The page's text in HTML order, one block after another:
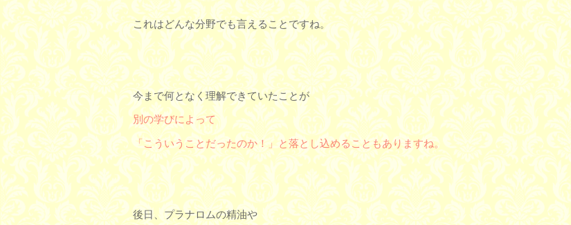
これはどんな分野でも言えることですね。
今まで何となく理解できていたことが
別の学びによって
「こういうことだったのか！」と落とし込めることもありますね。
後日、プラナロムの精油や